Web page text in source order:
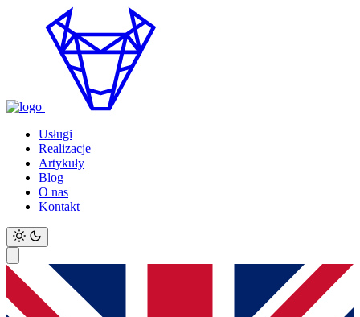
Usługi
Realizacje
Artykuły
Blog
O nas
Kontakt